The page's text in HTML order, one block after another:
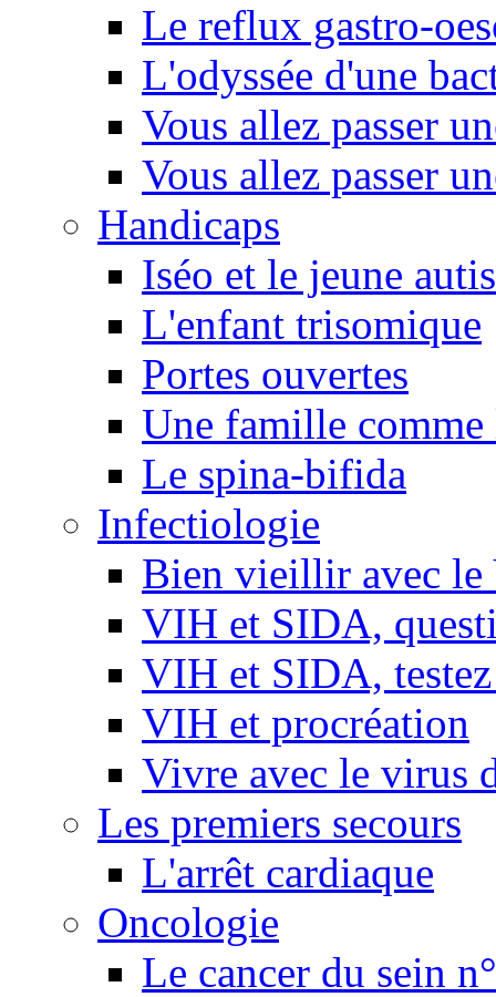
Le reflux gastro-
L'odyssée d'une
Vous allez passer
Vous allez passer
Handicaps
Iséo et le jeune
L'enfant trisomique
Portes ouvertes
Une famille comme
Le spina-bifida
Infectiologie
Bien vieillir avec
VIH et SIDA,
VIH et SIDA, testez
VIH et procréation
Vivre avec le virus
Les premiers secours
L'arrêt cardiaque
Oncologie
Le cancer du sein